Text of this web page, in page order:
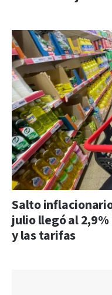
Salto
julio llegó al
y las tarifas